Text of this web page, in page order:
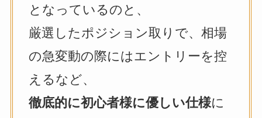
となっているのと、
厳選したポジション取りで、相場
の急変動の際にはエントリーを控
えるなど、
徹底的に初心者様に優しい仕様に